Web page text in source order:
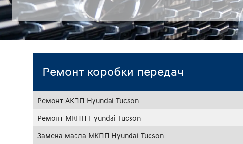
Ремонт коробки передач
Ремонт АКПП Hyundai Tucson
Ремонт МКПП Hyundai Tucson
Замена масла МКПП Hyundai Tucson